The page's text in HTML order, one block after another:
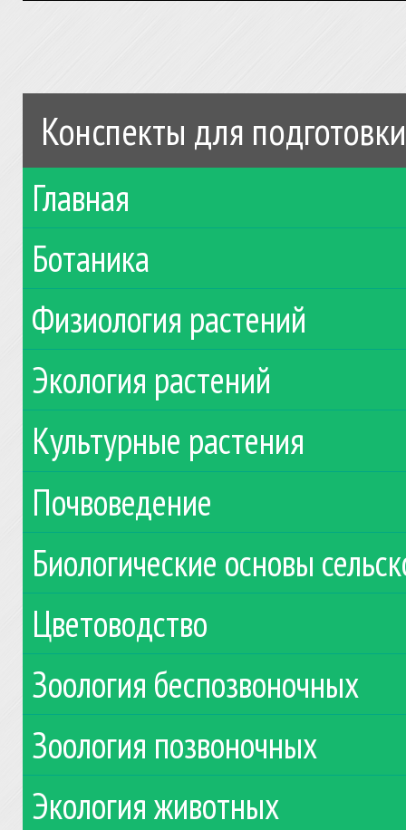
Конспекты для
Главная
Ботаника
Физиология растений
Экология растений
Культурные растения
Почвоведение
Биологические основы
Цветоводство
Зоология беспозвоночных
Зоология позвоночных
Экология животных